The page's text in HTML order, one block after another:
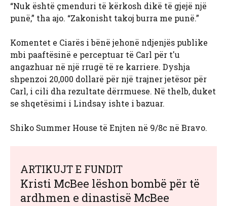
“Nuk është çmenduri të kërkosh dikë të gjejë një
punë,” tha ajo. “Zakonisht takoj burra me punë.”
Komentet e Ciarës i bënë jehonë ndjenjës publike
mbi paaftësinë e perceptuar të Carl për t'u
angazhuar në një rrugë të re karriere. Dyshja
shpenzoi 20,000 dollarë për një trajner jetësor për
Carl, i cili dha rezultate dërrmuese. Në thelb, duket
se shqetësimi i Lindsay ishte i bazuar.
Shiko Summer House të Enjten në 9/8c në Bravo.
ARTIKUJT E FUNDIT
Kristi McBee lëshon bombë për të
ardhmen e dinastisë McBee